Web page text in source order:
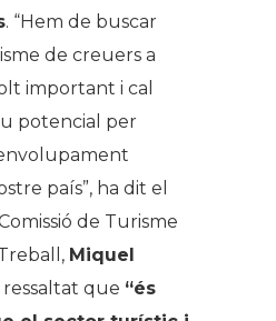
. “Hem de buscar
de creuers a
important i cal
potencial per
país”, ha dit el
de Turisme
Miquel
ressaltat que “és